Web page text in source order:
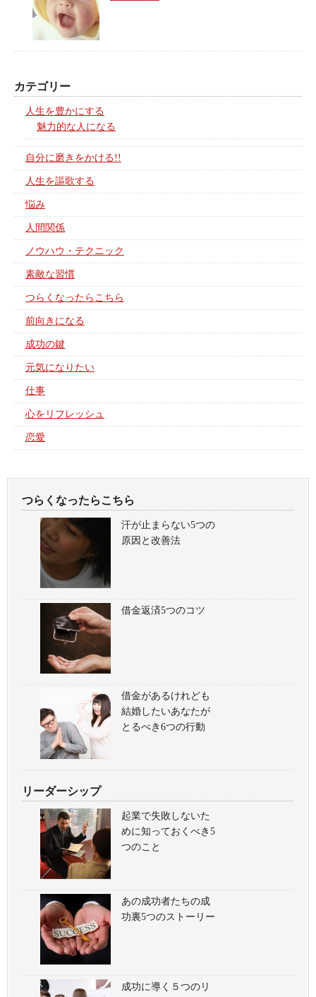
カテゴリー
人生を豊かにする
魅力的な人になる
自分に磨きをかける!!
人生を謳歌する
悩み
人間関係
ノウハウ・テクニック
素敵な習慣
つらくなったらこちら
前向きになる
成功の鍵
元気になりたい
仕事
心をリフレッシュ
恋愛
つらくなったらこちら
汗が止まらない5つの
原因と改善法
借金返済5つのコツ
借金があるけれども
結婚したいあなたが
とるべき6つの行動
リーダーシップ
起業で失敗しないた
めに知っておくべき5
つのこと
あの成功者たちの成
功裏5つのストーリー
成功に導く５つのリ